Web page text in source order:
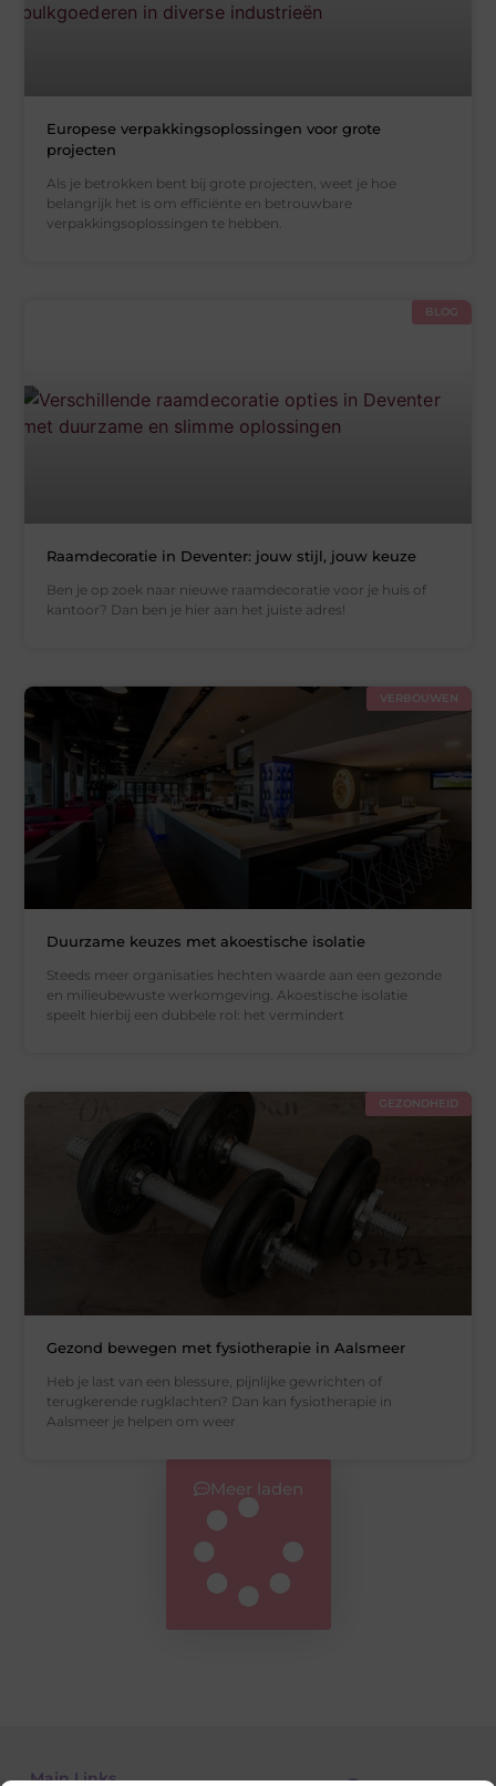
Europese verpakkingsoplossingen voor grote
projecten
Als je betrokken bent bij grote projecten, weet je hoe
belangrijk het is om efficiënte en betrouwbare
verpakkingsoplossingen te hebben.
BLOG
Raamdecoratie in Deventer: jouw stijl, jouw keuze
Ben je op zoek naar nieuwe raamdecoratie voor je huis of
kantoor? Dan ben je hier aan het juiste adres!
VERBOUWEN
Duurzame keuzes met akoestische isolatie
Steeds meer organisaties hechten waarde aan een gezonde
en milieubewuste werkomgeving. Akoestische isolatie
speelt hierbij een dubbele rol: het vermindert
GEZONDHEID
Gezond bewegen met fysiotherapie in Aalsmeer
Heb je last van een blessure, pijnlijke gewrichten of
terugkerende rugklachten? Dan kan fysiotherapie in
Aalsmeer je helpen om weer
Meer laden
Main Links